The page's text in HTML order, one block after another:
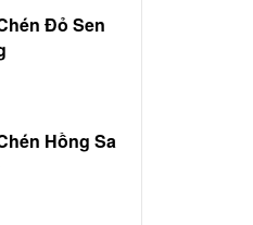
Đỏ Sen
Hồng Sa